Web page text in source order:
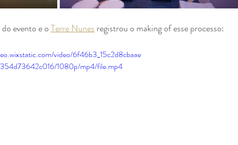
evento e o Terre Nunes registrou o making of esse processo:
video/6f46b3_15c2d8cbaae
1080p/mp4/file.mp4